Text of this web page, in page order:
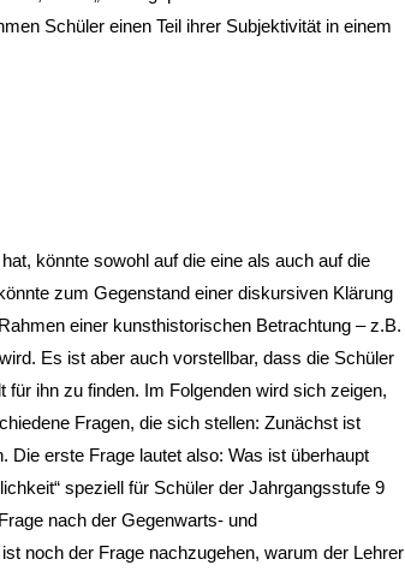
Schüler einen Teil ihrer Subjektivität in einem
könnte sowohl auf die eine als auch auf die
zum Gegenstand einer diskursiven Klärung
einer kunsthistorischen Betrachtung – z.B.
Es ist aber auch vorstellbar, dass die Schüler
ihn zu finden. Im Folgenden wird sich zeigen,
Fragen, die sich stellen: Zunächst ist
Die erste Frage lautet also: Was ist überhaupt
speziell für Schüler der Jahrgangsstufe 9
nach der Gegenwarts- und
noch der Frage nachzugehen, warum der Lehrer